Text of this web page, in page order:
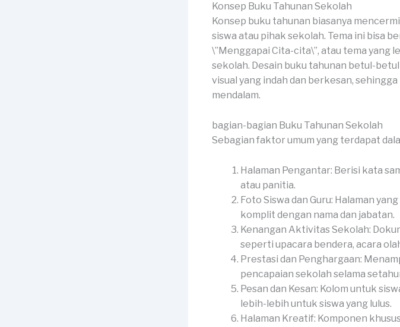
Konsep Buku Tahunan Sekolah
Konsep buku tahunan biasanya
siswa atau pihak sekolah. Tema ini bisa
\”Menggapai Cita-cita\”, atau tema yang
sekolah. Desain buku tahunan betul-
visual yang indah dan berkesan,
mendalam.
bagian-bagian Buku Tahunan Sekolah
Sebagian faktor umum yang terdapat
Halaman Pengantar: Berisi kata
atau panitia.
Foto Siswa dan Guru: Halaman
komplit dengan nama dan jabatan.
Kenangan Aktivitas Sekolah:
seperti upacara bendera, acara
Prestasi dan Penghargaan:
pencapaian sekolah selama
Pesan dan Kesan: Kolom untuk
lebih-lebih untuk siswa yang lulus.
Halaman Kreatif: Komponen